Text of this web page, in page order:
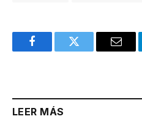
FacebookTwitter Email
LEER MÁS